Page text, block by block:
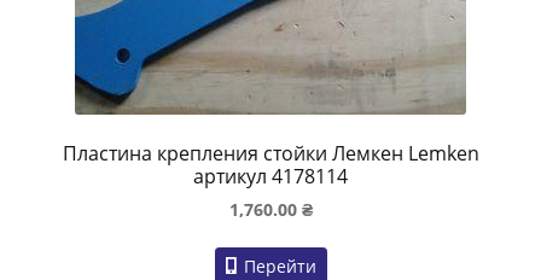
Пластина крепления стойки Лемкен Lemken
артикул 4178114
1,760.00 ₴
Перейти